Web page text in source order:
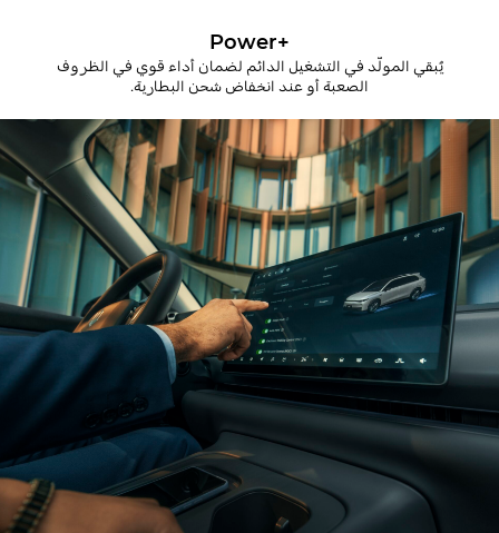
+Power
يُبقي المولّد في التشغيل الدائم لضمان أداء قوي في الظروف
الصعبة أو عند انخفاض شحن البطارية.